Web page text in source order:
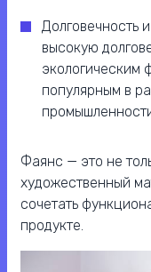
Долговечность
высокую
экологическим
популярным в
Фаянс — это не
художественный
сочетать
продукте.